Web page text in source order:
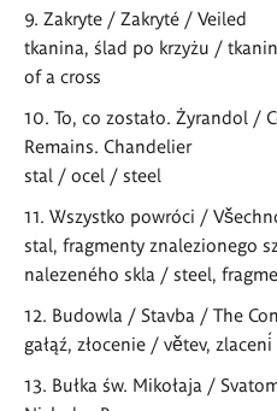
Zakryte / Zakryté / Veiled
tkanina, ślad po krzyżu /
of a cross
To, co zostało. Żyrandol /
Remains. Chandelier
stal / ocel / steel
Wszystko powróci /
stal, fragmenty znalezionego
nalezeného skla / steel,
Budowla / Stavba / The
gałąź, złocenie / větev,
Bułka św. Mikołaja /